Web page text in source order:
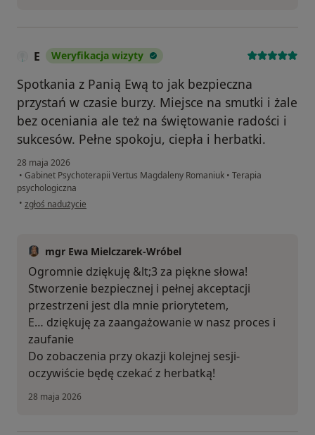
E Weryfikacja wizyty
Spotkania z Panią Ewą to jak bezpieczna
przystań w czasie burzy. Miejsce na smutki i żale
bez oceniania ale też na świętowanie radości i
sukcesów. Pełne spokoju, ciepła i herbatki.
28 maja 2026
• Gabinet Psychoterapii Vertus Magdaleny Romaniuk • Terapia
psychologiczna
• w opinii użytkownika E
zgłoś nadużycie
mgr Ewa Mielczarek-Wróbel
Ogromnie dziękuję &lt;3 za piękne słowa!
Stworzenie bezpiecznej i pełnej akceptacji
przestrzeni jest dla mnie priorytetem,
E… dziękuję za zaangażowanie w nasz proces i
zaufanie
Do zobaczenia przy okazji kolejnej sesji-
oczywiście będę czekać z herbatką!
28 maja 2026